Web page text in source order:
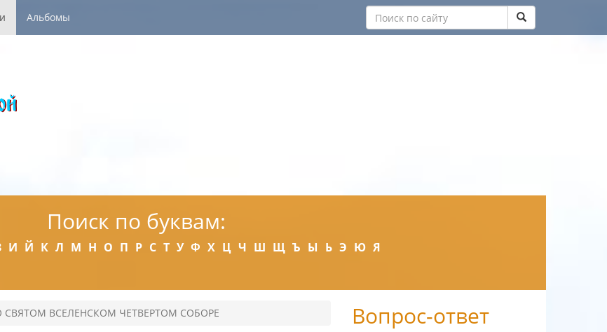
Альбомы
Поиск по буквам:
И Й К Л М Н О П Р С Т У Ф Х Ц Ч Ш Щ Ъ Ы Ь Э Ю Я
СВЯТОМ ВСЕЛЕНСКОМ ЧЕТВЕРТОМ СОБОРЕ Вопрос-ответ